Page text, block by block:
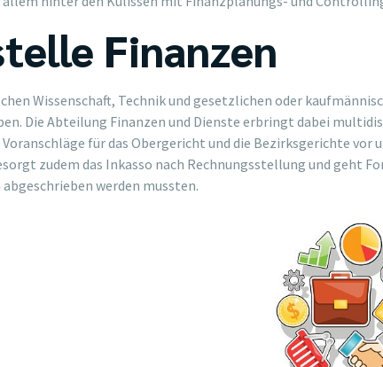
Finanzen
Wissenschaft, Technik und gesetzlichen oder
Die Abteilung Finanzen und Dienste erbringt dabei
für das Obergericht und die Bezirksgerichte
zudem das Inkasso nach Rechnungsstellung und geht
werden mussten.